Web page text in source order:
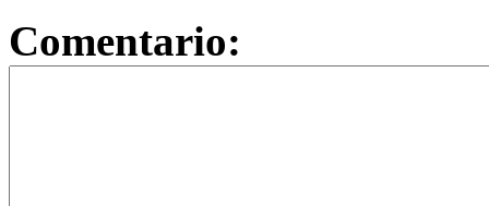
Comentario: